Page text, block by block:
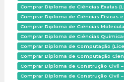
Comprar Diploma de Ciências Exatas
Comprar Diploma de Ciências Físicas
Comprar Diploma de Ciências
Comprar Diploma de Ciências
Comprar Diploma de Computação
Comprar Diploma de Computação
Comprar Diploma de Construção Civil
Comprar Diploma de Construção Civil